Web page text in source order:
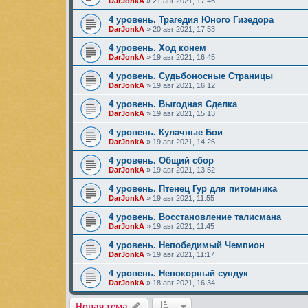
4 уровень. Трагедия Юного Гизедора
DarJonkA » 20 авг 2021, 17:53
4 уровень. Ход конем
DarJonkA » 19 авг 2021, 16:45
4 уровень. Судьбоносные Страницы
DarJonkA » 19 авг 2021, 16:12
4 уровень. Выгодная Сделка
DarJonkA » 19 авг 2021, 15:13
4 уровень. Кулачные Бои
DarJonkA » 19 авг 2021, 14:26
4 уровень. Общий сбор
DarJonkA » 19 авг 2021, 13:52
4 уровень. Птенец Гур для питомника
DarJonkA » 19 авг 2021, 11:55
4 уровень. Восстановление талисмана
DarJonkA » 19 авг 2021, 11:45
4 уровень. Непобедимый Чемпион
DarJonkA » 19 авг 2021, 11:17
4 уровень. Непокорный сундук
DarJonkA » 18 авг 2021, 16:34